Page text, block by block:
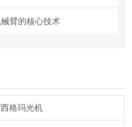
臂的核心技术
格玛光机